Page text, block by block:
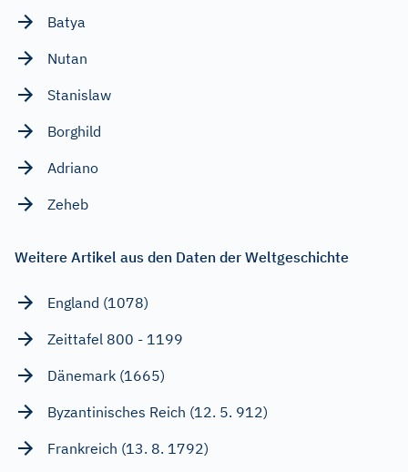
Batya
Nutan
Stanislaw
Borghild
Adriano
Zeheb
Weitere Artikel aus den Daten der Weltgeschichte
England (1078)
Zeittafel 800 - 1199
Dänemark (1665)
Byzantinisches Reich (12. 5. 912)
Frankreich (13. 8. 1792)